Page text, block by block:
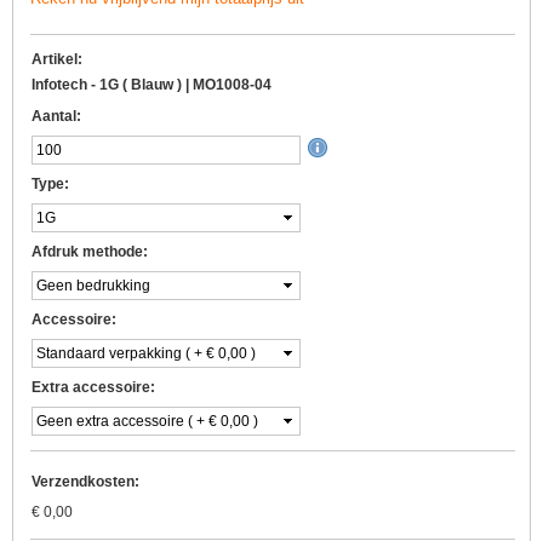
Artikel:
Infotech - 1G ( Blauw ) | MO1008-04
Aantal:
Type:
Afdruk methode:
Accessoire:
Extra accessoire:
Verzendkosten:
€ 0,00